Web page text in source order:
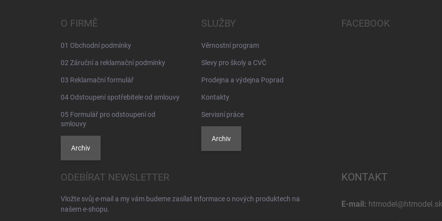
O FIRMĚ
01 Obchodní podmínky
02 Záruční a reklamační podmínky
03 Reklamační formulář
04 Odstoupení spotřebitele od smlouvy
05 Formulář pro odstoupení od
smlouvy
Archiv
SLUŽBY
Věrnostní program
Slevy pro školy a CVČ
Prodejna a výdejna Poprad
Kontakty
Servisní práce
Archiv
FACEBOOK
ODEBÍRAT NEWSLETTER
Vložte svůj e-mail a my vám budeme zasílat informace o nových produktech na
našem e-shopu.
KONTAKT
E-mail: htmodel@htmodel.sk